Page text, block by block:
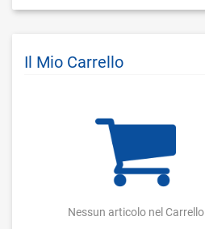
Il Mio Carrello
Nessun articolo nel Carrello